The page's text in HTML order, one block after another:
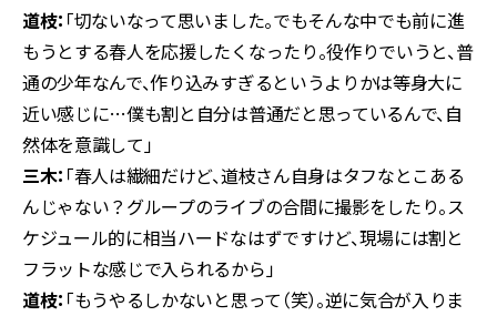
道枝： 「切ないなって思いました。でもそんな中でも前に進
もうとする春人を応援したくなったり。役作りでいうと、普
通の少年なんで、作り込みすぎるというよりかは等身大に
近い感じに…僕も割と自分は普通だと思っているんで、自
然体を意識して」
三木： 「春人は繊細だけど、道枝さん自身はタフなとこある
んじゃない？グループのライブの合間に撮影をしたり。ス
ケジュール的に相当ハードなはずですけど、現場には割と
フラットな感じで入られるから」
道枝： 「もうやるしかないと思って（笑）。逆に気合が入りま